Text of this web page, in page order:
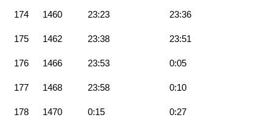
174 1460 23:23 23:36
175 1462 23:38 23:51
176 1466 23:53 0:05
177 1468 23:58 0:10
178 1470 0:15 0:27